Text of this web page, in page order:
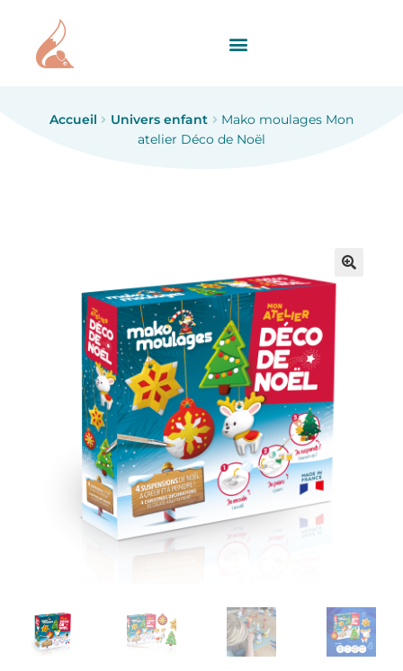
Accueil Univers enfant
Mako moulages Mon
atelier Déco de Noël